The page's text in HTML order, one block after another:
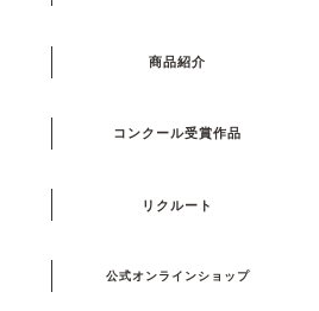
商品紹介
コンクール受賞作品
リクルート
公式オンラインショップ